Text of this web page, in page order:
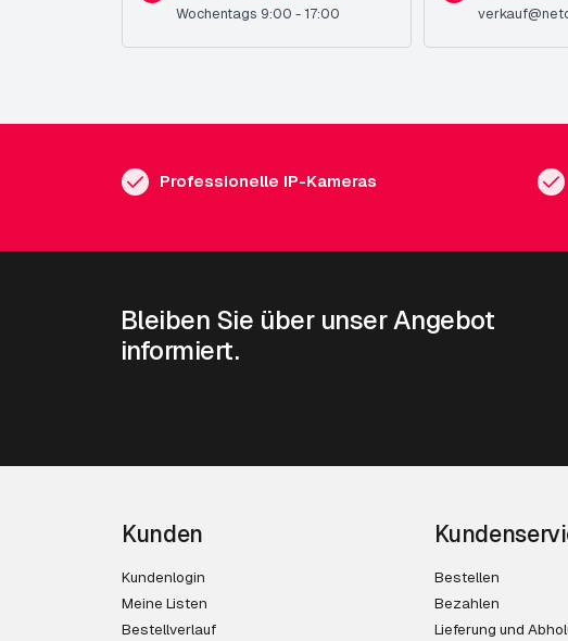
Wochentags 9:00 - 17:00
Professionelle IP-Kameras
Bleiben Sie über unser Angebot
informiert.
Kunden
Kundenlogin
Meine Listen
Bestellverlauf
Bestellen
Bezahlen
Lieferung und